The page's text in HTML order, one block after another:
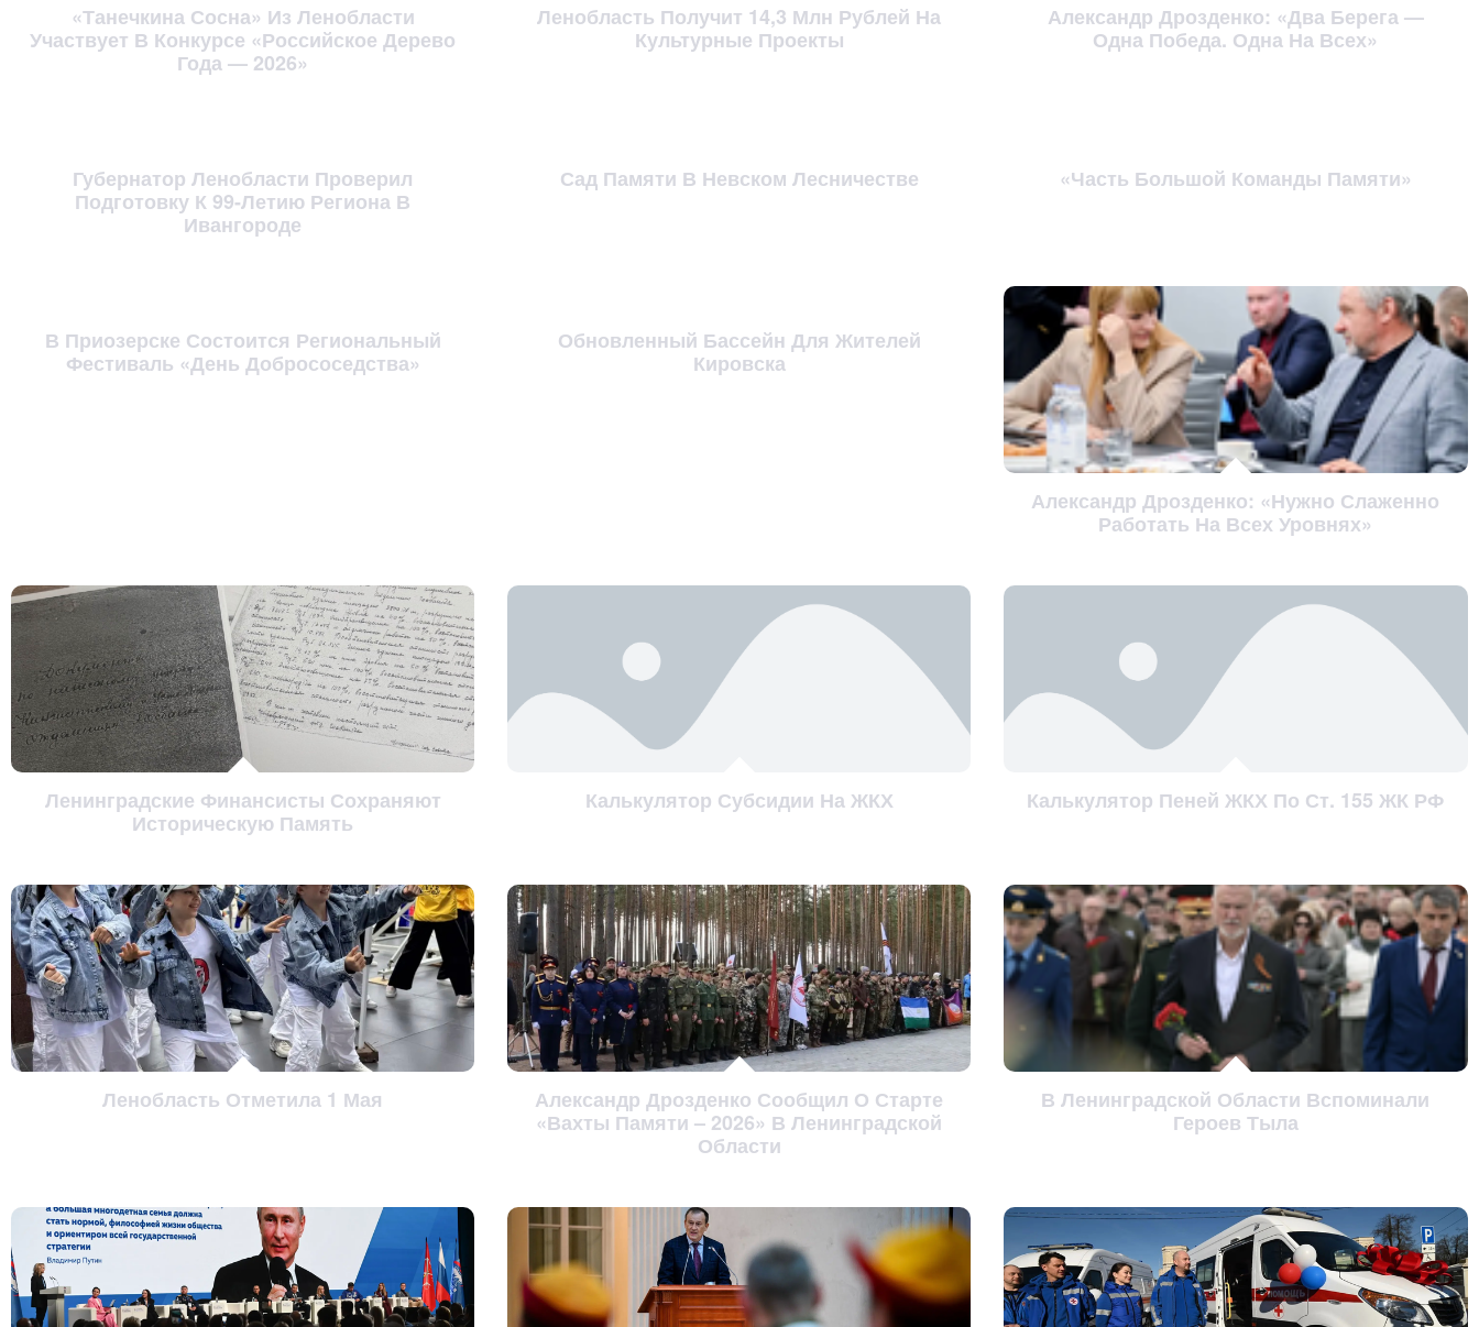
«Танечкина Сосна» Из Ленобласти
Участвует В Конкурсе «Российское Дерево
Года — 2026»
Ленобласть Получит 14,3 Млн Рублей На
Культурные Проекты
Александр Дрозденко: «Два Берега —
Одна Победа. Одна На Всех»
Губернатор Ленобласти Проверил
Подготовку К 99-Летию Региона В
Ивангороде
Сад Памяти В Невском Лесничестве «Часть Большой Команды Памяти»
В Приозерске Состоится Региональный
Фестиваль «День Добрососедства»
Обновленный Бассейн Для Жителей
Кировска
Александр Дрозденко: «Нужно Слаженно
Работать На Всех Уровнях»
Ленинградские Финансисты Сохраняют
Историческую Память
Калькулятор Субсидии На ЖКХ Калькулятор Пеней ЖКХ По Ст. 155 ЖК РФ
Ленобласть Отметила 1 Мая
Александр Дрозденко Сообщил О Старте
«Вахты Памяти – 2026» В Ленинградской
Области
В Ленинградской Области Вспоминали
Героев Тыла